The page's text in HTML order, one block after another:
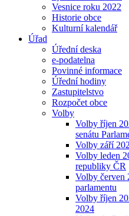
Vesnice roku 2022
Historie obce
Kulturní kalendář
Úřad
Úřední deska
e-podatelna
Povinné informace
Úřední hodiny
Zastupitelstvo
Rozpočet obce
Volby
Volby říjen
senátu
Volby září
Volby leden
republiky ČR
Volby červen
parlamentu
Volby říjen
2024